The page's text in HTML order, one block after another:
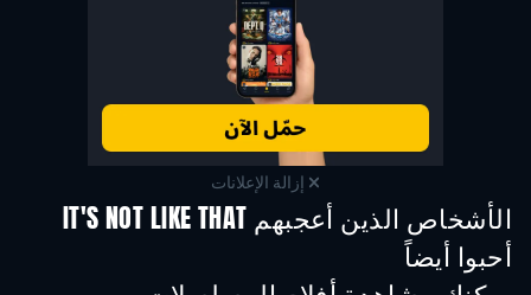
إزالة الإعلانات
الأشخاص الذين أعجبهم IT'S NOT LIKE THAT
أحبوا أيضاً